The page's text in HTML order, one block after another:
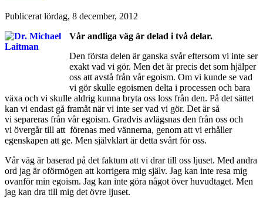
Publicerat lördag, 8 december, 2012
Vår andliga väg är delad i två delar.
Den första delen är ganska svår eftersom vi inte ser
exakt vad vi gör. Men det är precis det som hjälper
oss att avstå från vår egoism. Om vi kunde se vad
vi gör skulle egoismen delta i processen och bara
växa och vi skulle aldrig kunna bryta oss loss från den. På det sättet
kan vi endast gå framåt när vi inte ser vad vi gör. Det är så
vi separeras från vår egoism. Gradvis avlägsnas den från oss och
vi övergår till att förenas med vännerna, genom att vi erhåller
egenskapen att ge. Men självklart är detta svårt för oss.
Vår väg är baserad på det faktum att vi drar till oss ljuset. Med andra
ord jag är oförmögen att korrigera mig själv. Jag kan inte resa mig
ovanför min egoism. Jag kan inte göra något över huvudtaget. Men
jag kan dra till mig det övre ljuset.